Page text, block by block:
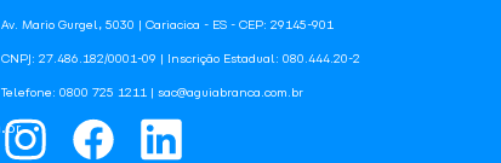
Av. Mario Gurgel, 5030 | Cariacica - ES - CEP: 29145-901
CNPJ: 27.486.182/0001-09 | Inscrição Estadual: 080.444.20-2
Telefone: 0800 725 1211 | sac@aguiabranca.com.br